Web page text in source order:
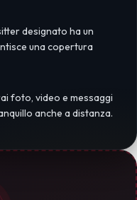
designato ha un
una copertura
foto, video e messaggi
anche a distanza.